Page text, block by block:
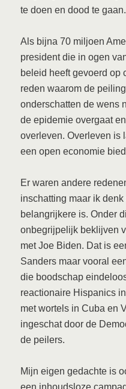
te doen en dood te gaan.
Als bijna 70 miljoen
president die in ogen
beleid heeft gevoerd op
reden waarom de
onderschatten de wens
de epidemie overgaat
overleven. Overleven is
een open economie
Er waren andere
inschatting maar ik
belangrijkere is. Onder
onbegrijpelijk beklijven
met Joe Biden. Dat is
Sanders maar vooral
die boodschap
reactionaire Hispanics
met wortels in Cuba en
ingeschat door de
de peilers.
Mijn eigen gedachte is
een inhoudsloze